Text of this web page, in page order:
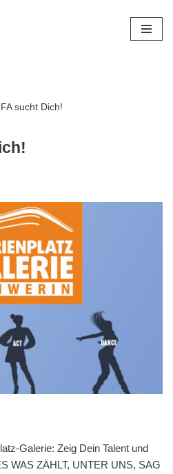
sucht Dich!
Galerie: Zeig Dein Talent und
WAS ZÄHLT, UNTER UNS, SAG